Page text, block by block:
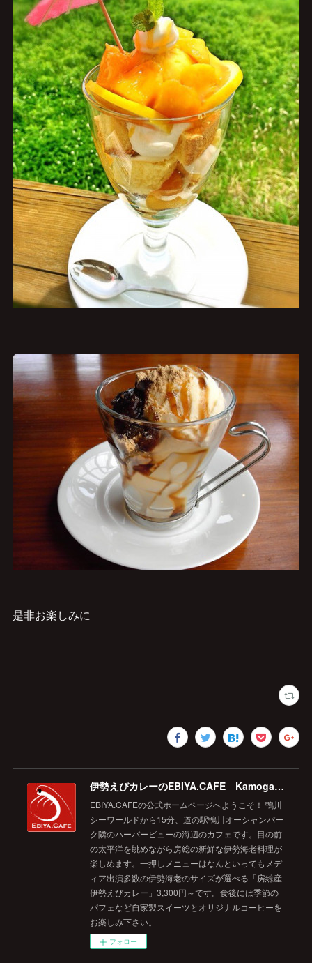
是非お楽しみに
伊勢えびカレーのEBIYA.CAFE Kamogawa 【公式】
EBIYA.CAFEの公式ホームページへようこそ！ 鴨川
シーワールドから15分、道の駅鴨川オーシャンパー
ク隣のハーバービューの海辺のカフェです。目の前
の太平洋を眺めながら房総の新鮮な伊勢海老料理が
楽しめます。一押しメニューはなんといってもメデ
ィア出演多数の伊勢海老のサイズが選べる「房総産
伊勢えびカレー」3,300円～です。食後には季節の
パフェなど自家製スイーツとオリジナルコーヒーを
お楽しみ下さい。
フォロー